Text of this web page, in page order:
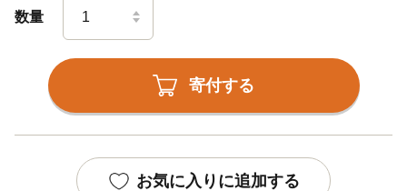
数量
寄付する
お気に入りに追加する